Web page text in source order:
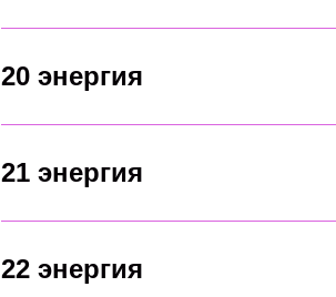
20 энергия
21 энергия
22 энергия